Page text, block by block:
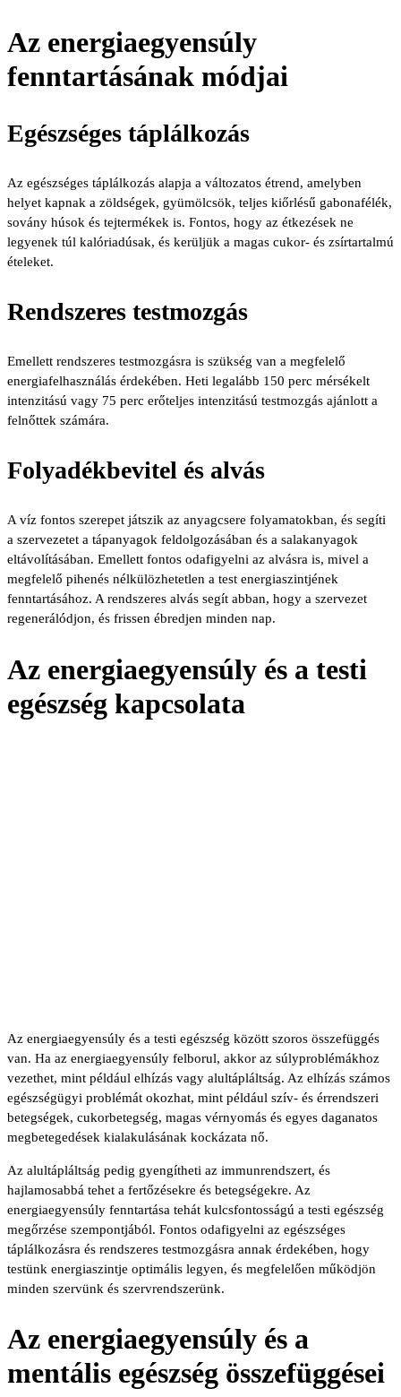
Az energiaegyensúly
fenntartásának módjai
Egészséges táplálkozás
Az egészséges táplálkozás alapja a változatos étrend, amelyben
helyet kapnak a zöldségek, gyümölcsök, teljes kiőrlésű gabonafélék,
sovány húsok és tejtermékek is. Fontos, hogy az étkezések ne
legyenek túl kalóriadúsak, és kerüljük a magas cukor- és zsírtartalmú
ételeket.
Rendszeres testmozgás
Emellett rendszeres testmozgásra is szükség van a megfelelő
energiafelhasználás érdekében. Heti legalább 150 perc mérsékelt
intenzitású vagy 75 perc erőteljes intenzitású testmozgás ajánlott a
felnőttek számára.
Folyadékbevitel és alvás
A víz fontos szerepet játszik az anyagcsere folyamatokban, és segíti
a szervezetet a tápanyagok feldolgozásában és a salakanyagok
eltávolításában. Emellett fontos odafigyelni az alvásra is, mivel a
megfelelő pihenés nélkülözhetetlen a test energiaszintjének
fenntartásához. A rendszeres alvás segít abban, hogy a szervezet
regenerálódjon, és frissen ébredjen minden nap.
Az energiaegyensúly és a testi
egészség kapcsolata
Az energiaegyensúly és a testi egészség között szoros összefüggés
van. Ha az energiaegyensúly felborul, akkor az súlyproblémákhoz
vezethet, mint például elhízás vagy alultápláltság. Az elhízás számos
egészségügyi problémát okozhat, mint például szív- és érrendszeri
betegségek, cukorbetegség, magas vérnyomás és egyes daganatos
megbetegedések kialakulásának kockázata nő.
Az alultápláltság pedig gyengítheti az immunrendszert, és
hajlamosabbá tehet a fertőzésekre és betegségekre. Az
energiaegyensúly fenntartása tehát kulcsfontosságú a testi egészség
megőrzése szempontjából. Fontos odafigyelni az egészséges
táplálkozásra és rendszeres testmozgásra annak érdekében, hogy
testünk energiaszintje optimális legyen, és megfelelően működjön
minden szervünk és szervrendszerünk.
Az energiaegyensúly és a
mentális egészség összefüggései